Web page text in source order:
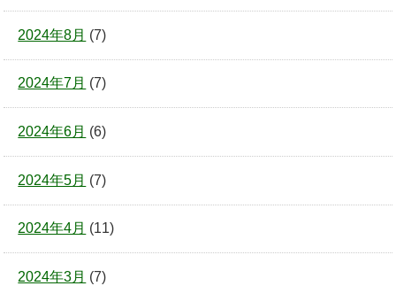
2024年8月 (7)
2024年7月 (7)
2024年6月 (6)
2024年5月 (7)
2024年4月 (11)
2024年3月 (7)